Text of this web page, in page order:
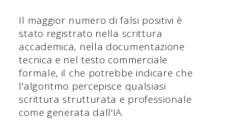
Il maggior numero di falsi positivi è
stato registrato nella scrittura
accademica, nella documentazione
tecnica e nel testo commerciale
formale, il che potrebbe indicare che
l'algoritmo percepisce qualsiasi
scrittura strutturata e professionale
come generata dall'IA.